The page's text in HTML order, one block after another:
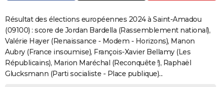
S'inscrire
Se connecter
Lycées
Collèges
Primaires
Universités
Entreprises
Service militaire
Avis de recherche
AVIS DE DÉCÈS
FORUM
Bricolage
Lifestyle
Culture
SportAuto
Television
Voyage
Cinema
Résultat des élections européennes 2024 à Saint-Amadou
(09100) : score de Jordan Bardella (Rassemblement national),
Valérie Hayer (Renaissance - Modem - Horizons), Manon
Aubry (France insoumise), François-Xavier Bellamy (Les
Républicains), Marion Maréchal (Reconquête !), Raphaël
Glucksmann (Parti socialiste - Place publique)...